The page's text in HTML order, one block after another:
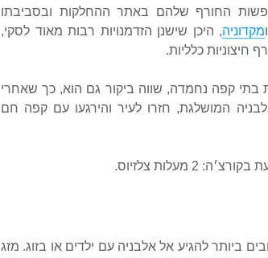
החורף שלהם באתר ההחלקות ובסביבתו
ומקדוניה, היכן שישנן הזדמנויות רבות מאוד לסקי,
חיצוניות כלליות.
בתי קפה נחמדה, שווה ביקור גם הוא, כך שאחרי
המושלגת, חזרו לעיר והירגעו עם קפה חם
ביותר להגיע אל אלבניה עם ילדים או בזוג. מזג